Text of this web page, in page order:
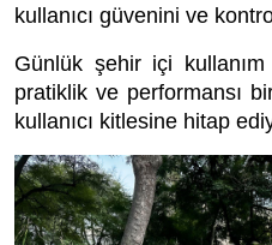
kullanıcı güvenini ve
Günlük şehir içi
pratiklik ve performansı
kullanıcı kitlesine hitap